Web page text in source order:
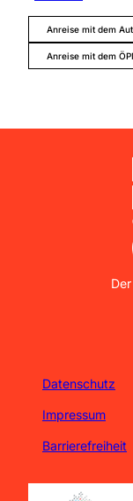
Anreise mit dem
Anreise mit dem
Datenschutz
Impressum
Barrierefreiheit